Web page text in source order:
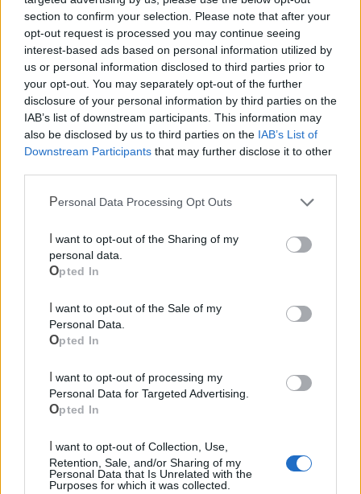
section to confirm your selection. Please note that after your
opt-out request is processed you may continue seeing
interest-based ads based on personal information utilized by
us or personal information disclosed to third parties prior to
your opt-out. You may separately opt-out of the further
disclosure of your personal information by third parties on the
IAB’s list of downstream participants. This information may
also be disclosed by us to third parties on the IAB’s List of
Downstream Participants that may further disclose it to other
Personal Data Processing Opt Outs
personal data.
Opted In
Personal Data.
Opted In
Personal Data for Targeted Advertising.
Opted In
Retention, Sale, and/or Sharing of my
Personal Data that Is Unrelated with the
Purposes for which it was collected.
Mondo CIA
Cia Agricoltori Italiani | Puglia - Area Due
Mari
Due Mari